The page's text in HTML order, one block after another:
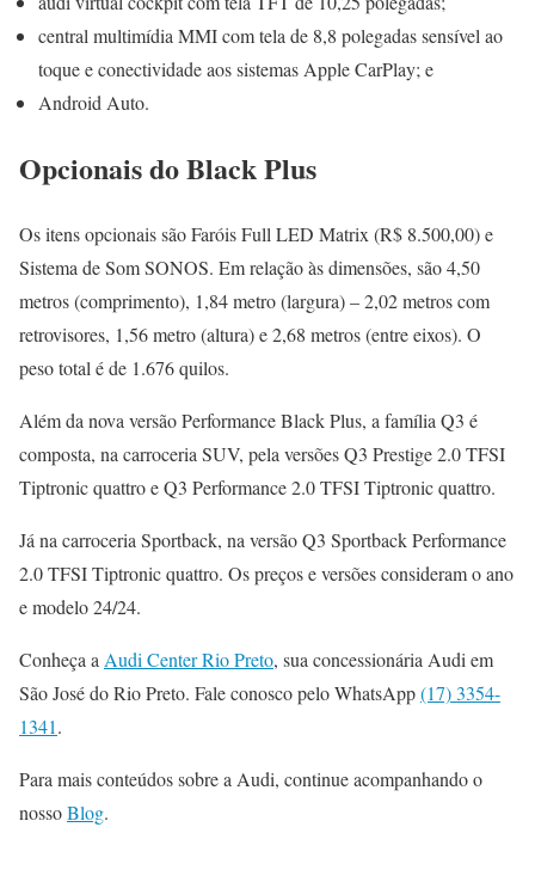
central multimídia MMI com tela de 8,8 polegadas sensível ao
toque e conectividade aos sistemas Apple CarPlay; e
Android Auto.
Opcionais do Black Plus
Os itens opcionais são Faróis Full LED Matrix (R$ 8.500,00) e
Sistema de Som SONOS. Em relação às dimensões, são 4,50
metros (comprimento), 1,84 metro (largura) – 2,02 metros com
retrovisores, 1,56 metro (altura) e 2,68 metros (entre eixos). O
peso total é de 1.676 quilos.
Além da nova versão Performance Black Plus, a família Q3 é
composta, na carroceria SUV, pela versões Q3 Prestige 2.0 TFSI
Tiptronic quattro e Q3 Performance 2.0 TFSI Tiptronic quattro.
Já na carroceria Sportback, na versão Q3 Sportback Performance
2.0 TFSI Tiptronic quattro. Os preços e versões consideram o ano
e modelo 24/24.
Conheça a Audi Center Rio Preto, sua concessionária Audi em
São José do Rio Preto. Fale conosco pelo WhatsApp(17) 3354-
1341.
Para mais conteúdos sobre a Audi, continue acompanhando o
nossoBlog.